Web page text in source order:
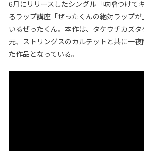
6月にリリースしたシングル「味噌つけて
るラップ講座「ぜったくんの絶対ラップ
いるぜったくん。本作は、タケウチカズ
元、ストリングスのカルテットと共に一
た作品となっている。